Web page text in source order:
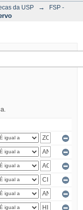
da USP →
FSP -